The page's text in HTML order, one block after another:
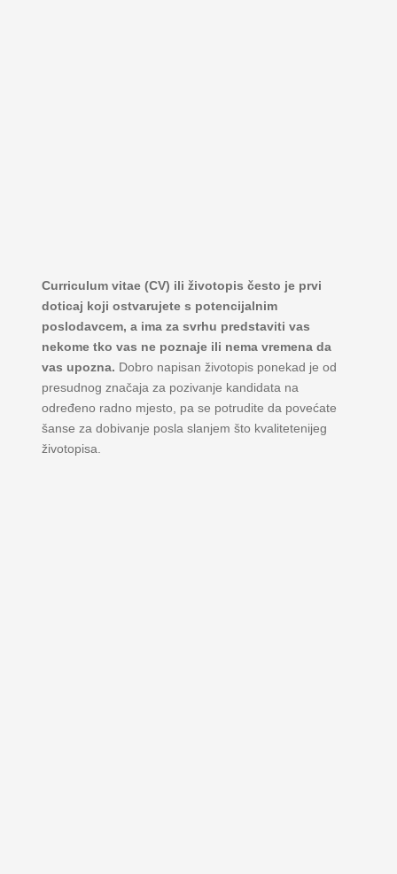
Curriculum vitae (CV) ili životopis često je prvi
doticaj koji ostvarujete s potencijalnim
poslodavcem, a ima za svrhu predstaviti vas
nekome tko vas ne poznaje ili nema vremena da
vas upozna. Dobro napisan životopis ponekad je od
presudnog značaja za pozivanje kandidata na
određeno radno mjesto, pa se potrudite da povećate
šanse za dobivanje posla slanjem što kvalitetenijeg
životopisa.